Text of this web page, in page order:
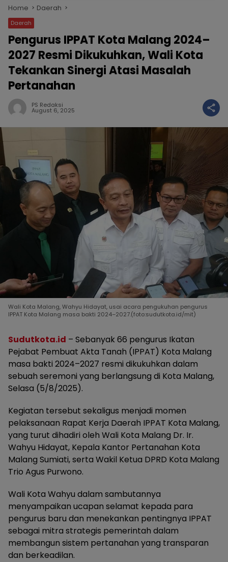
Home Daerah
Daerah
Pengurus IPPAT Kota Malang 2024–
2027 Resmi Dikukuhkan, Wali Kota
Tekankan Sinergi Atasi Masalah
Pertanahan
PS Redaksi
August 6, 2025
Wali Kota Malang, Wahyu Hidayat, usai acara pengukuhan pengurus
IPPAT Kota Malang masa bakti 2024–2027.(foto:sudutkota.id/mit)
Sudutkota.id – Sebanyak 66 pengurus Ikatan
Pejabat Pembuat Akta Tanah (IPPAT) Kota Malang
masa bakti 2024–2027 resmi dikukuhkan dalam
sebuah seremoni yang berlangsung di Kota Malang,
Selasa (5/8/2025).
Kegiatan tersebut sekaligus menjadi momen
pelaksanaan Rapat Kerja Daerah IPPAT Kota Malang,
yang turut dihadiri oleh Wali Kota Malang Dr. Ir.
Wahyu Hidayat, Kepala Kantor Pertanahan Kota
Malang Sumiati, serta Wakil Ketua DPRD Kota Malang
Trio Agus Purwono.
Wali Kota Wahyu dalam sambutannya
menyampaikan ucapan selamat kepada para
pengurus baru dan menekankan pentingnya IPPAT
sebagai mitra strategis pemerintah dalam
membangun sistem pertanahan yang transparan
dan berkeadilan.